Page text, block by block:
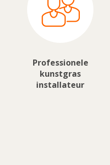
Professionele
kunstgras
installateur